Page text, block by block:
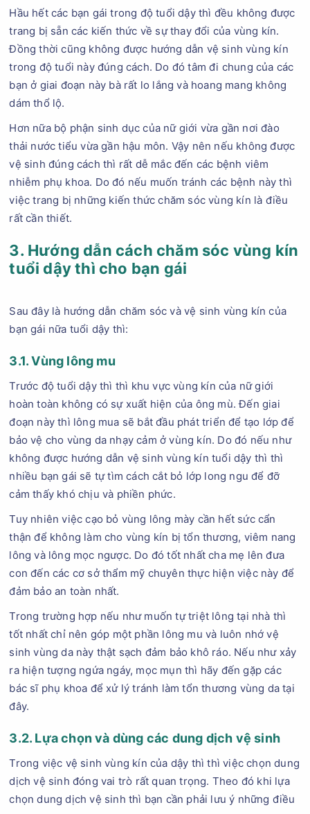
Hầu hết các bạn gái trong độ tuổi dậy thì đều không được
trang bị sẵn các kiến thức về sự thay đổi của vùng kín.
Đồng thời cũng không được hướng dẫn vệ sinh vùng kín
trong độ tuổi này đúng cách. Do đó tâm đi chung của các
bạn ở giai đoạn này bà rất lo lắng và hoang mang không
dám thổ lộ.
Hơn nữa bộ phận sinh dục của nữ giới vừa gần nơi đào
thải nước tiểu vừa gần hậu môn. Vậy nên nếu không được
vệ sinh đúng cách thì rất dễ mắc đến các bệnh viêm
nhiễm phụ khoa. Do đó nếu muốn tránh các bệnh này thì
việc trang bị những kiến thức chăm sóc vùng kín là điều
rất cần thiết.
3. Hướng dẫn cách chăm sóc vùng kín
tuổi dậy thì cho bạn gái
Sau đây là hướng dẫn chăm sóc và vệ sinh vùng kín của
bạn gái nữa tuổi dậy thì:
3.1. Vùng lông mu
Trước độ tuổi dậy thì thì khu vực vùng kín của nữ giới
hoàn toàn không có sự xuất hiện của ông mù. Đến giai
đoạn này thì lông mua sẽ bắt đầu phát triển để tạo lớp để
bảo vệ cho vùng da nhạy cảm ở vùng kín. Do đó nếu như
không được hướng dẫn vệ sinh vùng kín tuổi dậy thì thì
nhiều bạn gái sẽ tự tìm cách cắt bỏ lớp long ngu để đỡ
cảm thấy khó chịu và phiền phức.
Tuy nhiên việc cạo bỏ vùng lông mày cần hết sức cẩn
thận để không làm cho vùng kín bị tổn thương, viêm nang
lông và lông mọc ngược. Do đó tốt nhất cha mẹ lên đưa
con đến các cơ sở thẩm mỹ chuyên thực hiện việc này để
đảm bảo an toàn nhất.
Trong trường hợp nếu như muốn tự triệt lông tại nhà thì
tốt nhất chỉ nên góp một phần lông mu và luôn nhớ vệ
sinh vùng da này thật sạch đảm bảo khô ráo. Nếu như xảy
ra hiện tượng ngứa ngáy, mọc mụn thì hãy đến gặp các
bác sĩ phụ khoa để xử lý tránh làm tổn thương vùng da tại
đây.
3.2. Lựa chọn và dùng các dung dịch vệ sinh
Trong việc vệ sinh vùng kín của dậy thì thì việc chọn dung
dịch vệ sinh đóng vai trò rất quan trọng. Theo đó khi lựa
chọn dung dịch vệ sinh thì bạn cần phải lưu ý những điều